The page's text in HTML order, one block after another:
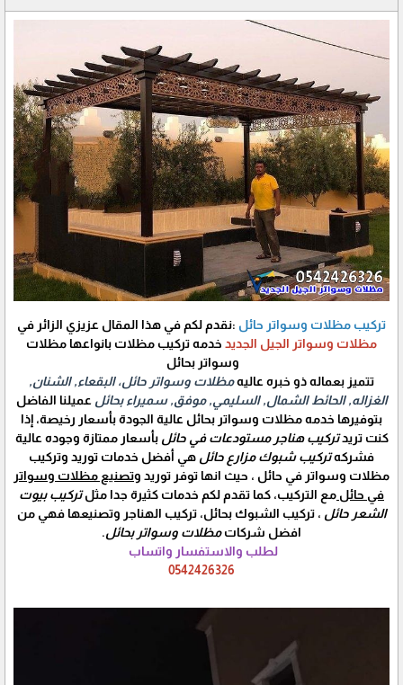
تركيب مظلات وسواتر حائل :نقدم لكم في هذا المقال عزيزي الزائر في
مظلات وسواتر الجيل الجديد خدمه تركيب مظلات بانواعها مظلات
وسواتر بحائل
تتميز بعماله ذو خبره عاليهمظلات وسواتر حائل، البقعاء, الشنان,
الغزاله, الحائط الشمال, السليمي, موفق, سميراء بحائل عميلنا الفاضل
بتوفيرها خدمه مظلات وسواتر بحائل عالية الجودة بأسعار رخيصة، إذا
كنت تريدتركيب هناجر مستودعات في حائلبأسعار ممتازة وجوده عالية
فشركهتركيب شبوك مزارع حائل هي أفضل خدمات توريد وتركيب
مظلات وسواتر في حائل ، حيث انها توفر توريد وتصنيع مظلات وسواتر
في حائل مع التركيب، كما تقدم لكم خدمات كثيرة جدا مثلتركيب بيوت
الشعر حائل ، تركيب الشبوك بحائل، تركيب الهناجر وتصنيعها فهي من
افضل شركاتمظلات وسواتر بحائل.
لطلب والاستفسار واتساب
0542426326